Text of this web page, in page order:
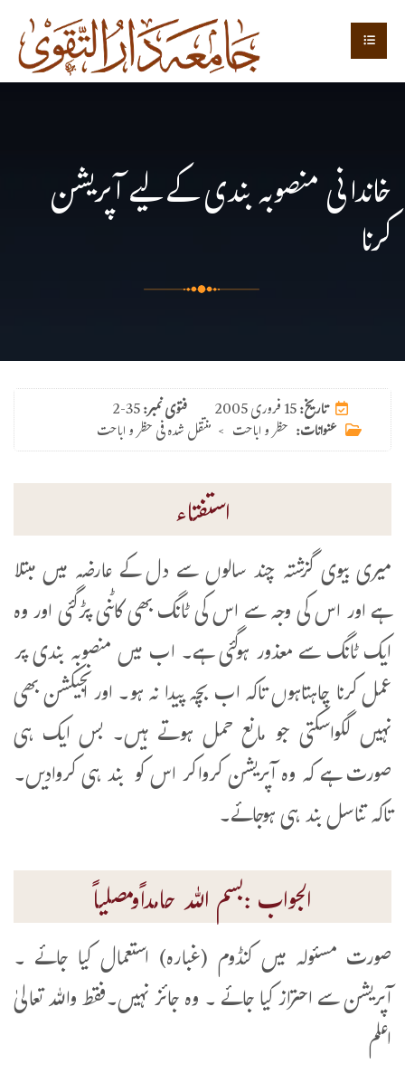
خاندانی منصوبہ بندی کے لیے آپریشن
کرنا
فتوی نمبر:2-35 تاریخ:15 فروری 2005
عنوانات: حظر و اباحت > منتقل شدہ فی حظر و اباحت
استفتاء
میری بیوی گزشتہ چند سالوں سے دل کے عارضہ میں مبتلا
ہے اور اس کی وجہ سے اس کی ٹانگ بھی کاٹنی پڑگئی اور وہ
ایک ٹانگ سے معذور ہوگئی ہے۔ اب میں منصوبہ بندی پر
عمل کرنا چاہتاہوں تاکہ اب بچہ پیدا نہ ہو۔ اور انجیکشن بھی
نہیں لگواسکتی جو مانع حمل ہوتے ہیں۔ بس ایک ہی
صورت ہے کہ وہ آپریشن کرواکر اس کو بند ہی کروادیں۔
تاکہ تناسل بند ہی ہوجائے۔
الجواب :بسم اللہ حامداًومصلیاً
صورت مسئولہ میں کنڈوم (غبارہ) استعمال کیا جائے ۔
آپریشن سے احتراز کیا جائے ۔ وہ جائز نہیں۔فقط واللہ تعالیٰ
اعلم